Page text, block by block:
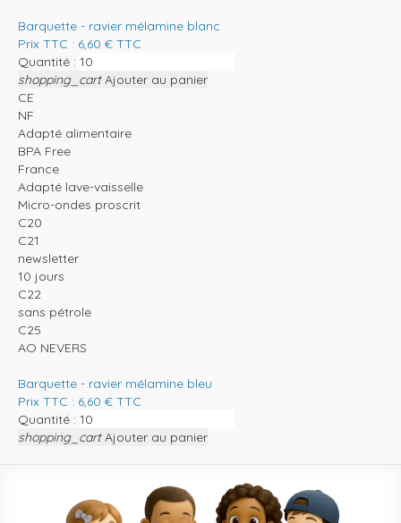
Barquette - ravier mélamine blanc
Prix TTC : 6,60 € TTC
Quantité :
shopping_cart Ajouter au panier
CE
NF
Adapté alimentaire
BPA Free
France
Adapté lave-vaisselle
Micro-ondes proscrit
C20
C21
newsletter
10 jours
C22
sans pétrole
C25
AO NEVERS
Barquette - ravier mélamine bleu
Prix TTC : 6,60 € TTC
Quantité :
shopping_cart Ajouter au panier